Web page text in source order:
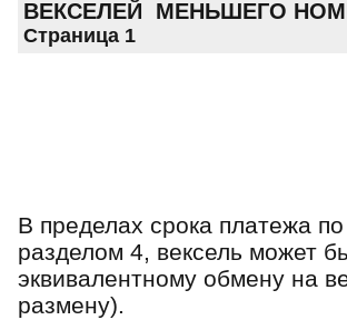
ВЕКСЕЛЕЙ МЕНЬШЕГО
Страница 1
В пределах срока платежа
разделом 4, вексель может
эквивалентному обмену на
размену).